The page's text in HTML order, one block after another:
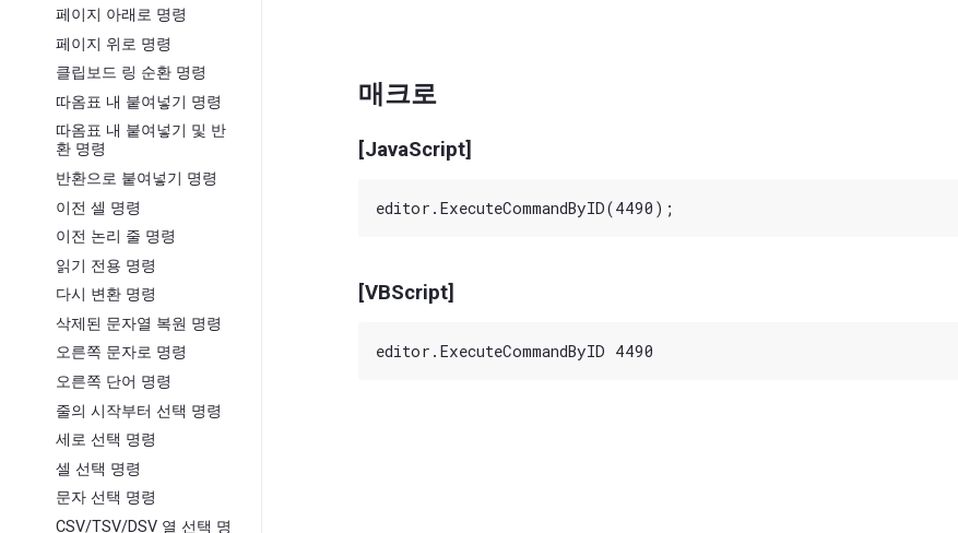
페이지 아래로 명령
페이지 위로 명령
클립보드 링 순환 명령
따옴표 내 붙여넣기 명령
따옴표 내 붙여넣기 및 반
환 명령
반환으로 붙여넣기 명령
이전 셀 명령
이전 논리 줄 명령
읽기 전용 명령
다시 변환 명령
삭제된 문자열 복원 명령
오른쪽 문자로 명령
오른쪽 단어 명령
줄의 시작부터 선택 명령
세로 선택 명령
셀 선택 명령
문자 선택 명령
CSV/TSV/DSV 열 선택 명
매크로
[JavaScript]
[VBScript]